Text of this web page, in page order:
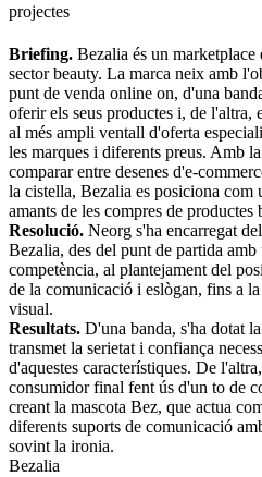
projectes
Briefing. Bezalia és un marketplace
sector beauty. La marca neix amb
punt de venda online on, d'una
oferir els seus productes i, de l'altra,
al més ampli ventall d'oferta
les marques i diferents preus. Amb
comparar entre desenes d'e-
la cistella, Bezalia es posiciona com
amants de les compres de productes
Resolució. Neorg s'ha encarregat
Bezalia, des del punt de partida
competència, al plantejament del
de la comunicació i eslògan, fins a
visual.
Resultats. D'una banda, s'ha dotat
transmet la serietat i confiança
d'aquestes característiques. De
consumidor final fent ús d'un to de
creant la mascota Bez, que actua
diferents suports de comunicació
sovint la ironia.
Bezalia